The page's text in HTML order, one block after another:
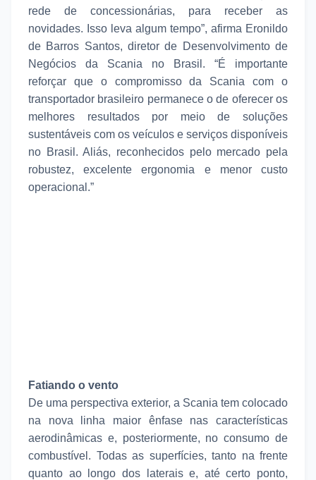
rede de concessionárias, para receber as
novidades. Isso leva algum tempo”, afirma Eronildo
de Barros Santos, diretor de Desenvolvimento de
Negócios da Scania no Brasil. “É importante
reforçar que o compromisso da Scania com o
transportador brasileiro permanece o de oferecer os
melhores resultados por meio de soluções
sustentáveis com os veículos e serviços disponíveis
no Brasil. Aliás, reconhecidos pelo mercado pela
robustez, excelente ergonomia e menor custo
operacional.”
Fatiando o vento
De uma perspectiva exterior, a Scania tem colocado
na nova linha maior ênfase nas características
aerodinâmicas e, posteriormente, no consumo de
combustível. Todas as superfícies, tanto na frente
quanto ao longo dos laterais e, até certo ponto,